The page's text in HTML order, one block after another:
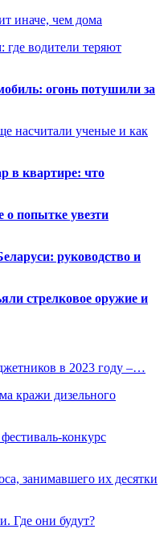
иначе, чем дома
водители теряют
огонь потушили за
насчитали ученые и как
в квартире: что
попытке увезти
руководство и
стрелковое оружие и
в 2023 году –…
кражи дизельного
конкурс
занимавшего их десятки
Где они будут?